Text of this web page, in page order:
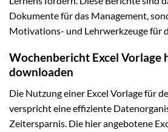
Dokumente für das Management,
Motivations- und Lehrwerkzeuge für
Wochenbericht Excel Vorlage
downloaden
Die Nutzung einer Excel Vorlage für
verspricht eine effiziente
Zeitersparnis. Die hier angebotene